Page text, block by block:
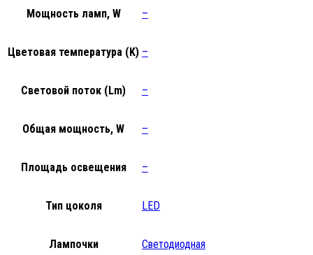
Мощность ламп, W –
Цветовая температура (K) –
Световой поток (Lm) –
Общая мощность, W –
Площадь освещения –
Тип цоколя LED
Лампочки Светодиодная